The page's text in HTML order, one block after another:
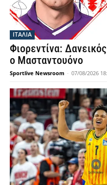
ΙΤΑΛΙΑ
Φιορεντίνα:
ο Μασταντουόνο
Sportlive Newsroom - 07/08/2026